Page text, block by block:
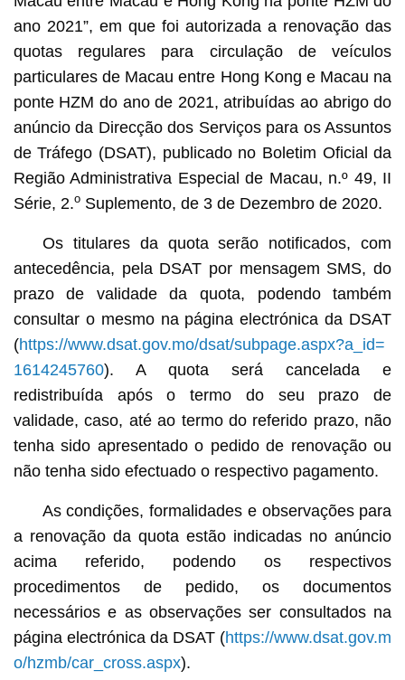
ano 2021”, em que foi autorizada a renovação das
quotas regulares para circulação de veículos
particulares de Macau entre Hong Kong e Macau na
ponte HZM do ano de 2021, atribuídas ao abrigo do
anúncio da Direcção dos Serviços para os Assuntos
de Tráfego (DSAT), publicado no Boletim Oficial da
Região Administrativa Especial de Macau, n.º 49, II
Série, 2.oSuplemento, de 3 de Dezembro de 2020.
Os titulares da quota serão notificados, com
antecedência, pela DSAT por mensagem SMS, do
prazo de validade da quota, podendo também
consultar o mesmo na página electrónica da DSAT
(https://www.dsat.gov.mo/dsat/subpage.aspx?a_id=
1614245760). A quota será cancelada e
redistribuída após o termo do seu prazo de
validade, caso, até ao termo do referido prazo, não
tenha sido apresentado o pedido de renovação ou
não tenha sido efectuado o respectivo pagamento.
As condições, formalidades e observações para
a renovação da quota estão indicadas no anúncio
acima referido, podendo os respectivos
procedimentos de pedido, os documentos
necessários e as observações ser consultados na
página electrónica da DSAT (https://www.dsat.gov.m
o/hzmb/car_cross.aspx).